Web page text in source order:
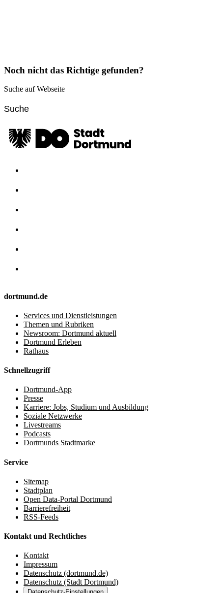
Noch nicht das Richtige gefunden?
Suche auf Webseite
dortmund.de
Services und Dienstleistungen
Themen und Rubriken
Newsroom: Dortmund aktuell
Dortmund Erleben
Rathaus
Schnellzugriff
Dortmund-App
Presse
Karriere: Jobs, Studium und Ausbildung
Soziale Netzwerke
Livestreams
Podcasts
Dortmunds Stadtmarke
Service
Sitemap
Stadtplan
Open Data-Portal Dortmund
Barrierefreiheit
RSS-Feeds
Kontakt und Rechtliches
Kontakt
Impressum
Datenschutz (dortmund.de)
Datenschutz (Stadt Dortmund)